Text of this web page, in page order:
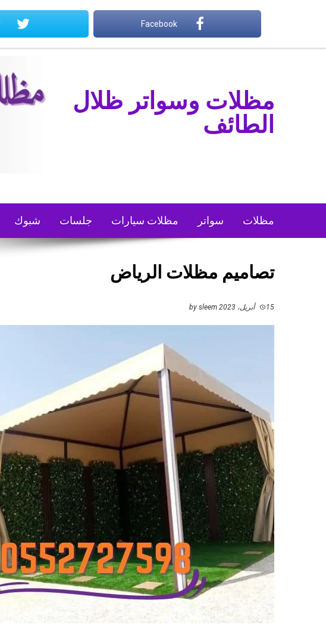
السبت, أغسطس 8
مظلات وسواتر ظلال
الطائف
مظلات سواتر مظلات سيارات جلسات شبوك
تصاميم مظلات الرياض
15 أبريل، 2023 sleem
Facebook